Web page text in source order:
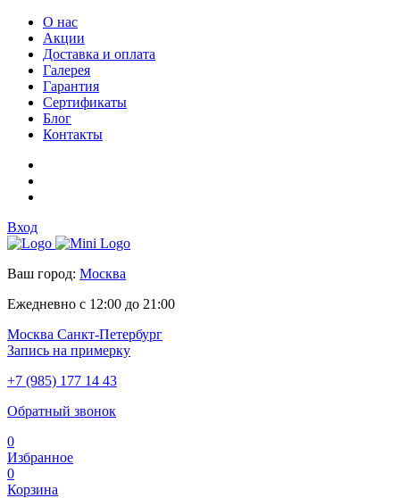
О нас
Акции
Доставка и оплата
Галерея
Гарантия
Сертификаты
Блог
Контакты
Вход
Ваш город: Москва
Ежедневно с 12:00 до 21:00
Москва Санкт-Петербург
Запись на примерку
+7 (985) 177 14 43
Обратный звонок
0
Избранное
0
Корзина